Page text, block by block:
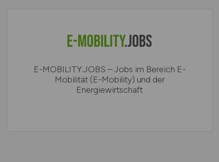
E-MOBILITY.JOBS – Jobs im Bereich E-
Mobilität (E-Mobility) und der
Energiewirtschaft